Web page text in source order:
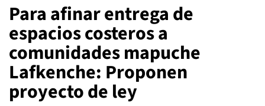
Para afinar entrega de
espacios costeros a
comunidades mapuche
Lafkenche: Proponen
proyecto de ley